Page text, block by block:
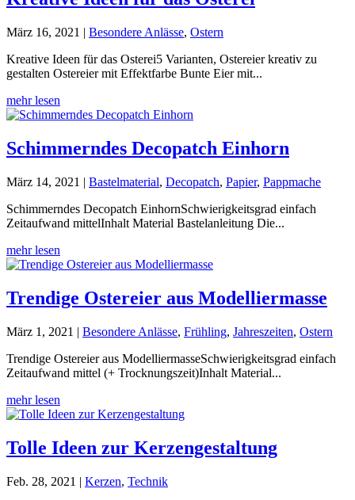
März 16, 2021 | Besondere Anlässe, Ostern
Kreative Ideen für das Osterei5 Varianten, Ostereier kreativ zu
gestalten Ostereier mit Effektfarbe Bunte Eier mit...
mehr lesen
Schimmerndes Decopatch Einhorn
März 14, 2021 | Bastelmaterial, Decopatch, Papier, Pappmache
Schimmerndes Decopatch EinhornSchwierigkeitsgrad einfach
Zeitaufwand mittelInhalt Material Bastelanleitung Die...
mehr lesen
Trendige Ostereier aus Modelliermasse
März 1, 2021 | Besondere Anlässe, Frühling, Jahreszeiten, Ostern
Trendige Ostereier aus ModelliermasseSchwierigkeitsgrad einfach
Zeitaufwand mittel (+ Trocknungszeit)Inhalt Material...
mehr lesen
Tolle Ideen zur Kerzengestaltung
Feb. 28, 2021 | Kerzen, Technik